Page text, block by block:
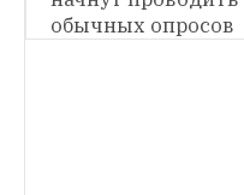
метро в стиле
вагоне вылезли
обычных опросов